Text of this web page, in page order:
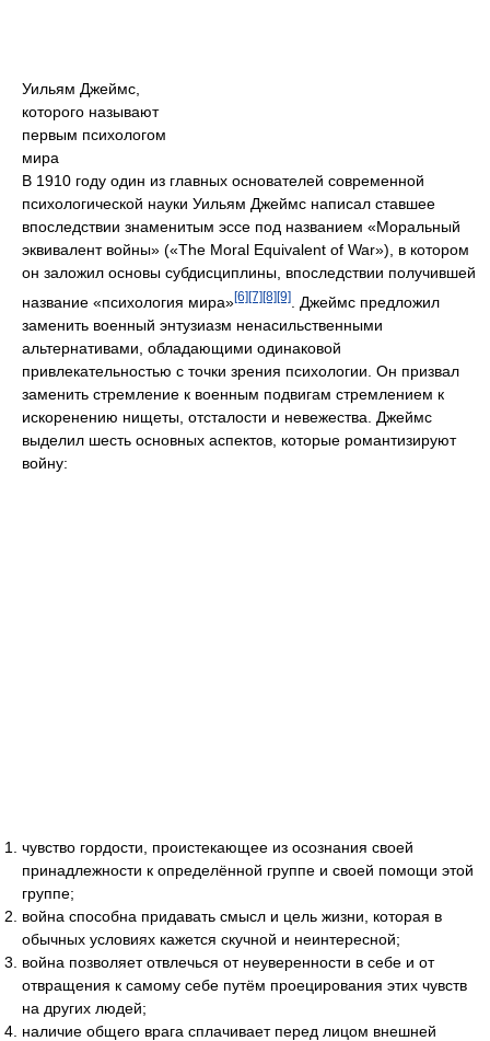
Уильям Джеймс,
которого называют
первым психологом
мира
В 1910 году один из главных основателей современной
психологической науки Уильям Джеймс написал ставшее
впоследствии знаменитым эссе под названием «Моральный
эквивалент войны» («The Moral Equivalent of War»), в котором
он заложил основы субдисциплины, впоследствии получившей
название «психология мира»[6] [7] [8] [9]
. Джеймс предложил
заменить военный энтузиазм ненасильственными
альтернативами, обладающими одинаковой
привлекательностью с точки зрения психологии. Он призвал
заменить стремление к военным подвигам стремлением к
искоренению нищеты, отсталости и невежества. Джеймс
выделил шесть основных аспектов, которые романтизируют
войну:
чувство гордости, проистекающее из осознания своей
принадлежности к определённой группе и своей помощи этой
группе;
война способна придавать смысл и цель жизни, которая в
обычных условиях кажется скучной и неинтересной;
война позволяет отвлечься от неуверенности в себе и от
отвращения к самому себе путём проецирования этих чувств
на других людей;
наличие общего врага сплачивает перед лицом внешней